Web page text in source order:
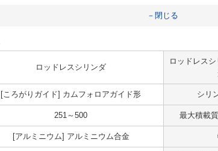
－閉じる
ロッドレスシリンダ
ロッドレス
[ころがりガイド] カムフォロアガイド形 シリ
251～500 最大積載
[アルミニウム] アルミニウム合金